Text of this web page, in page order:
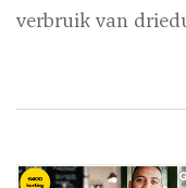
verbruik van